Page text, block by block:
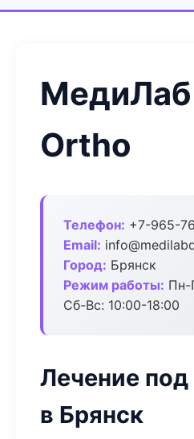
МедиЛаб
Ortho
Телефон: +7-965-
Email:
Город: Брянск
Режим работы: Пн-
Сб-Вс: 10:00-18:00
Лечение
в Брянск